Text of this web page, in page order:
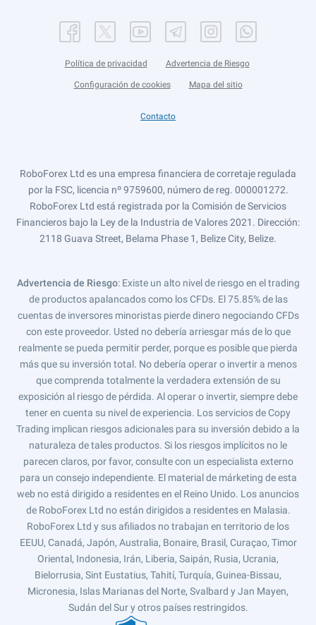
Política de privacidad Advertencia de Riesgo
Configuración de cookies Mapa del sitio
Contacto
RoboForex Ltd es una empresa financiera de corretaje regulada
por la FSC, licencia nº 9759600, número de reg. 000001272.
RoboForex Ltd está registrada por la Comisión de Servicios
Financieros bajo la Ley de la Industria de Valores 2021. Dirección:
2118 Guava Street, Belama Phase 1, Belize City, Belize.
Advertencia de Riesgo: Existe un alto nivel de riesgo en el trading
de productos apalancados como los CFDs. El 75.85% de las
cuentas de inversores minoristas pierde dinero negociando CFDs
con este proveedor. Usted no debería arriesgar más de lo que
realmente se pueda permitir perder, porque es posible que pierda
más que su inversión total. No debería operar o invertir a menos
que comprenda totalmente la verdadera extensión de su
exposición al riesgo de pérdida. Al operar o invertir, siempre debe
tener en cuenta su nivel de experiencia. Los servicios de Copy
Trading implican riesgos adicionales para su inversión debido a la
naturaleza de tales productos. Si los riesgos implícitos no le
parecen claros, por favor, consulte con un especialista externo
para un consejo independiente. El material de márketing de esta
web no está dirigido a residentes en el Reino Unido. Los anuncios
de RoboForex Ltd no están dirigidos a residentes en Malasia.
RoboForex Ltd y sus afiliados no trabajan en territorio de los
EEUU, Canadá, Japón, Australia, Bonaire, Brasil, Curaçao, Timor
Oriental, Indonesia, Irán, Liberia, Saipán, Rusia, Ucrania,
Bielorrusia, Sint Eustatius, Tahití, Turquía, Guinea-Bissau,
Micronesia, Islas Marianas del Norte, Svalbard y Jan Mayen,
Sudán del Sur y otros países restringidos.